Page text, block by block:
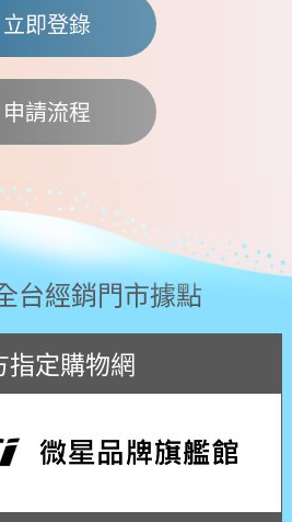
立即登錄
申請流程
台經銷門市據點
指定購物網